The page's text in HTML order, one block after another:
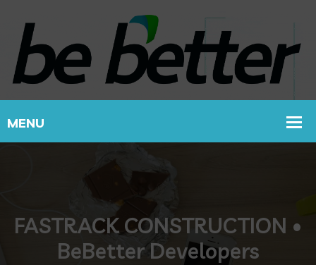
FASTRACK CONSTRUCTION •
BeBetter Developers